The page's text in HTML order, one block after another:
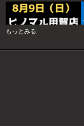
もっとみる